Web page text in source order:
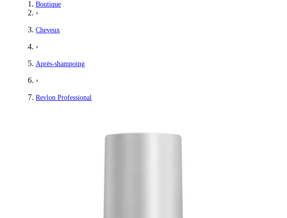
Boutique
›
Cheveux
›
Après-shampoing
›
Revlon Professional